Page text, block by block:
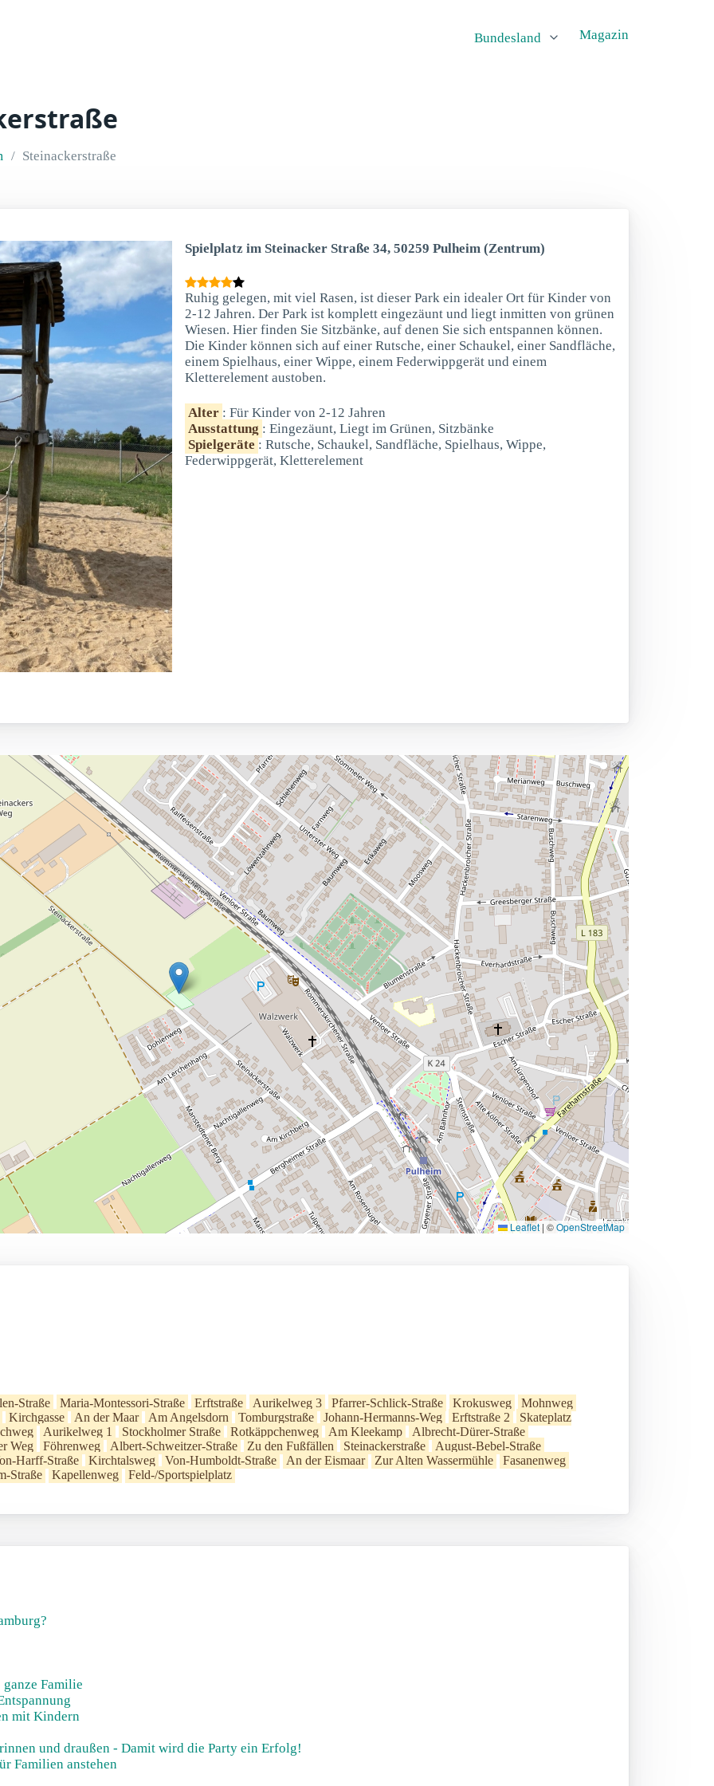
Bundesland Magazin
Steinackerstraße
Spielplatz im Steinacker Straße 34, 50259 Pulheim (Zentrum)
Ruhig gelegen, mit viel Rasen, ist dieser Park ein idealer Ort für Kinder von
2-12 Jahren. Der Park ist komplett eingezäunt und liegt inmitten von grünen
Wiesen. Hier finden Sie Sitzbänke, auf denen Sie sich entspannen können.
Die Kinder können sich auf einer Rutsche, einer Schaukel, einer Sandfläche,
einem Spielhaus, einer Wippe, einem Federwippgerät und einem
Kletterelement austoben.
Alter : Für Kinder von 2-12 Jahren
Ausstattung : Eingezäunt, Liegt im Grünen, Sitzbänke
Spielgeräte : Rutsche, Schaukel, Sandfläche, Spielhaus, Wippe,
Federwippgerät, Kletterelement
Leaflet | ©OpenStreetMap
Straße Maria-Montessori-Straße Erftstraße Aurikelweg 3 Pfarrer-Schlick-Straße Krokusweg
Mohnweg
Kirchgasse
An der Maar Am Angelsdorn Tomburgstraße Johann-Hermanns-Weg Erftstraße 2
Skateplatz
Aurikelweg 1 Stockholmer Straße Rotkäppchenweg Am Kleekamp
Albrecht-Dürer-Straße
Weg
Föhrenweg Albert-Schweitzer-Straße Zu den Fußfällen Steinackerstraße
August-Bebel-Straße
Harff-Straße
Kirchtalsweg Von-Humboldt-Straße An der Eismaar Zur Alten Wassermühle
Fasanenweg
Straße
Kapellenweg Feld-/Sportspielplatz
Familie
mit Kindern
und draußen - Damit wird die Party ein Erfolg!
Familien anstehen